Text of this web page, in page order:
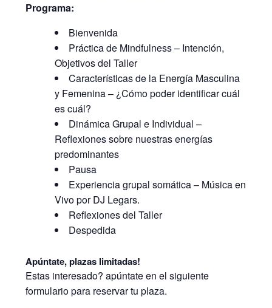
Programa:
Bienvenida
Práctica de Mindfulness – Intención,
Objetivos del Taller
Características de la Energía Masculina
y Femenina – ¿Cómo poder identificar cuál
es cuál?
Dinámica Grupal e Individual –
Reflexiones sobre nuestras energías
predominantes
Pausa
Experiencia grupal somática – Música en
Vivo por DJ Legars.
Reflexiones del Taller
Despedida
Apúntate, plazas limitadas!
Estas interesado? apúntate en el siguiente
formulario para reservar tu plaza.